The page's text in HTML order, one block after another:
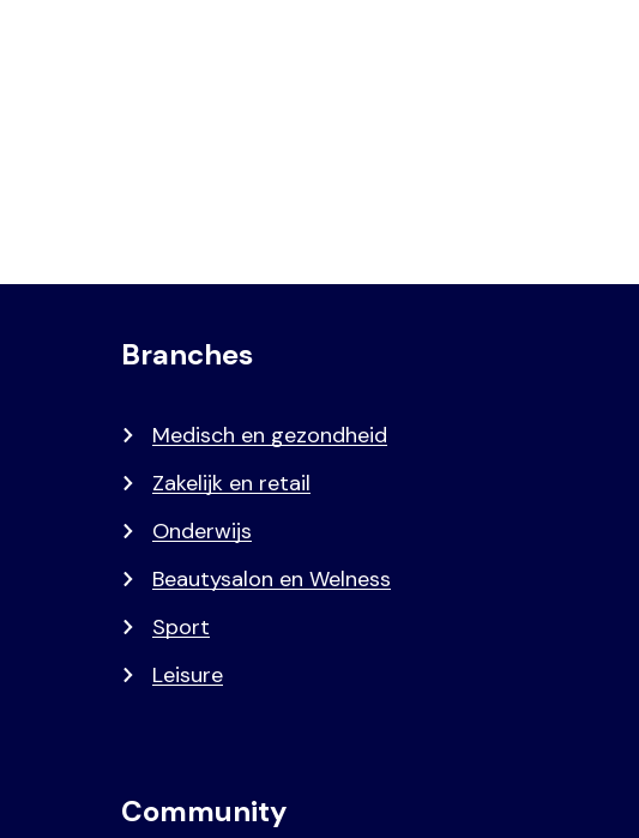
Branches
Medisch en gezondheid
Zakelijk en retail
Onderwijs
Beautysalon en Welness
Sport
Leisure
Community